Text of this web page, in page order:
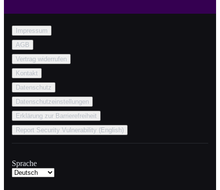
Impressum
AGB
Vertrag widerrufen
Kontakt
Datenschutz
Datenschutzeinstellungen
Erklärung zur Barrierefreiheit
Report Security Vulnerability (English)
Sprache